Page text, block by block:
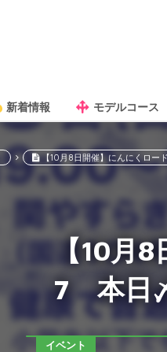
新着情報 モデルコース
【10月8日開催】にんにくロー
【10月
7 本日
イベント